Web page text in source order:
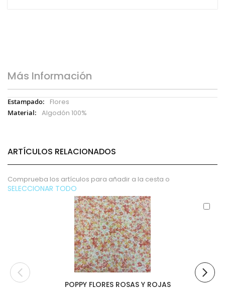
Más Información
Más
Información
Flores
Algodón 100%
ARTÍCULOS RELACIONADOS
Comprueba los artículos para añadir a la cesta o
SELECCIONAR TODO
POPPY FLORES ROSAS Y ROJAS